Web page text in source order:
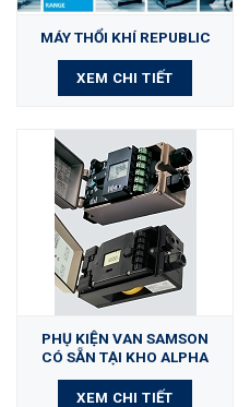
MÁY THỔI KHÍ REPUBLIC
XEM CHI TIẾT
PHỤ KIỆN VAN SAMSON
CÓ SẴN TẠI KHO ALPHA
XEM CHI TIẾT